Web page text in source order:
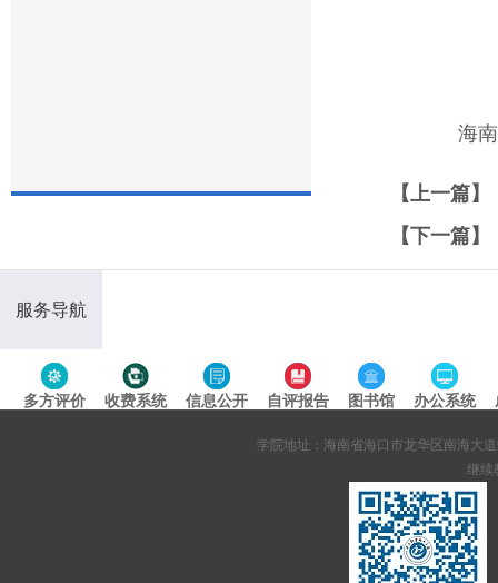
海
【上一篇】
【下一篇】
服务导航
多方评价 收费系统 信息公开 自评报告 图书馆 办公系统
学院地址：海南省海口市龙华区南海大道
继续